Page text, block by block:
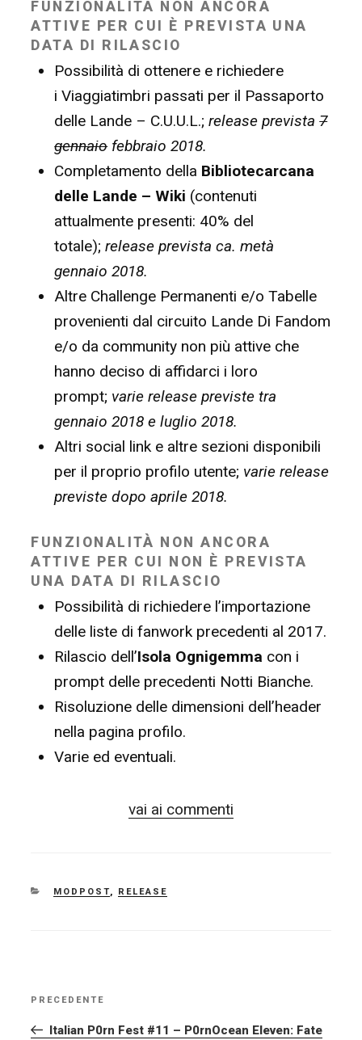
FUNZIONALITÀ NON ANCORA
ATTIVE PER CUI È PREVISTA UNA
DATA DI RILASCIO
Possibilità di ottenere e richiedere
i Viaggiatimbri passati per il Passaporto
delle Lande – C.U.U.L.;release prevista7
gennaiofebbraio 2018.
Completamento della Bibliotecarcana
delle Lande – Wiki (contenuti
attualmente presenti: 40% del
totale);release prevista ca. metà
gennaio 2018.
Altre Challenge Permanenti e/o Tabelle
provenienti dal circuito Lande Di Fandom
e/o da community non più attive che
hanno deciso di affidarci i loro
prompt; varie release previste tra
gennaio 2018 e luglio 2018.
Altri social link e altre sezioni disponibili
per il proprio profilo utente; varie release
previste dopo aprile 2018.
FUNZIONALITÀ NON ANCORA
ATTIVE PER CUI NON È PREVISTA
UNA DATA DI RILASCIO
Possibilità di richiedere l’importazione
delle liste di fanwork precedenti al 2017.
Rilascio dell’Isola Ognigemma con i
prompt delle precedenti Notti Bianche.
Risoluzione delle dimensioni dell’header
nella pagina profilo.
Varie ed eventuali.
vai ai commenti
CATEGORIE
MODPOST RELEASE
Articolo
precedente:
PRECEDENTE
Italian P0rn Fest #11 – P0rnOcean Eleven: Fate